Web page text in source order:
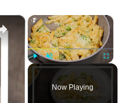
×
Play Unmute Fullscreen
Now Playing
×